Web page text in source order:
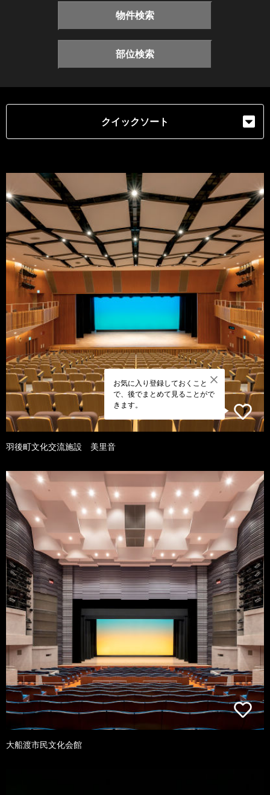
物件検索
部位検索
クイックソート
お気に入り登録しておくこと
で、後でまとめて見ることがで
きます。
羽後町文化交流施設 美里音
大船渡市民文化会館